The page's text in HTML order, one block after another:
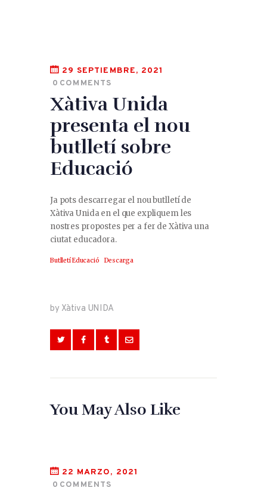
29 SEPTIEMBRE, 2021
0 COMMENTS
Xàtiva Unida
presenta el nou
butlletí sobre
Educació
Ja pots descarregar el nou butlletí de
Xàtiva Unida en el que expliquem les
nostres propostes per a fer de Xàtiva una
ciutat educadora.
Butlletí Educació Descarga
by Xàtiva UNIDA
You May Also Like
22 MARZO, 2021
0 COMMENTS